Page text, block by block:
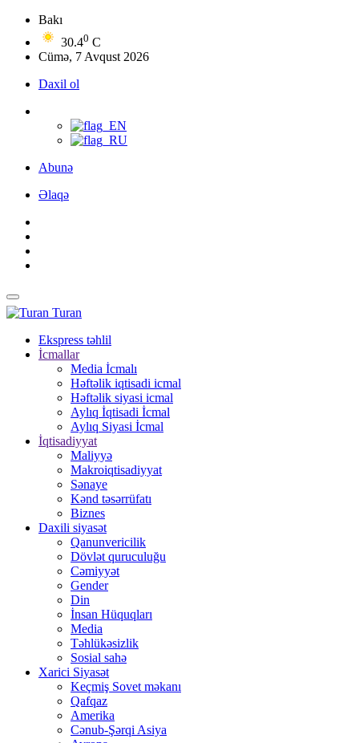
Bakı
30.40 C
Cümə, 7 Avqust 2026
Daxil ol
Abunə
Əlaqə
Turan
Ekspress təhlil
İcmallar
Media İcmalı
Həftəlik iqtisadi icmal
Həftəlik siyasi icmal
Aylıq İqtisadi İcmal
Aylıq Siyasi İcmal
İqtisadiyyat
Maliyyə
Makroiqtisadiyyat
Sənaye
Kənd təsərrüfatı
Biznes
Daxili siyasət
Qanunvericilik
Dövlət quruculuğu
Cəmiyyət
Gender
Din
İnsan Hüquqları
Media
Təhlükəsizlik
Sosial sahə
Xarici Siyasət
Keçmiş Sovet məkanı
Qafqaz
Amerika
Cənub-Şərqi Asiya